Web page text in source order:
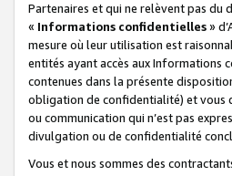
Partenaires et qui ne relèvent pas du
« Informations confidentielles»
mesure où leur utilisation est
entités ayant accès aux Informations
contenues dans la présente
obligation de confidentialité) et vous
ou communication qui n’est pas
divulgation ou de confidentialité
Vous et nous sommes des